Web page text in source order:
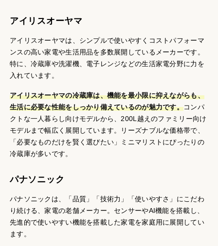
アイリスオーヤマ
アイリスオーヤマは、シンプルで使いやすくコストパフォーマ
ンスの高い家電や生活用品を多数展開しているメーカーです。
特に、冷蔵庫や洗濯機、電子レンジなどの生活家電分野に力を
入れています。
アイリスオーヤマの冷蔵庫は、機能を最小限に抑えながらも、
生活に必要な性能をしっかり備えているのが魅力です。コンパ
クトな一人暮らし向けモデルから、200L越えのファミリー向け
モデルまで幅広く展開しています。リーズナブルな価格帯で、
「必要なものだけを賢く選びたい」ミニマリストにぴったりの
冷蔵庫が多いです。
パナソニック
パナソニックは、「品質」「技術力」「使いやすさ」にこだわ
り続ける、家電の老舗メーカー。センサーやAI機能を搭載し、
先進的で使いやすい機能を搭載した家電を家庭用に展開してい
ます。